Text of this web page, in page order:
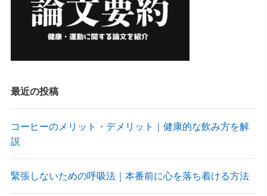
最近の投稿
コーヒーのメリット・デメリット｜健康的な飲み方を解
説
緊張しないための呼吸法｜本番前に心を落ち着ける方法